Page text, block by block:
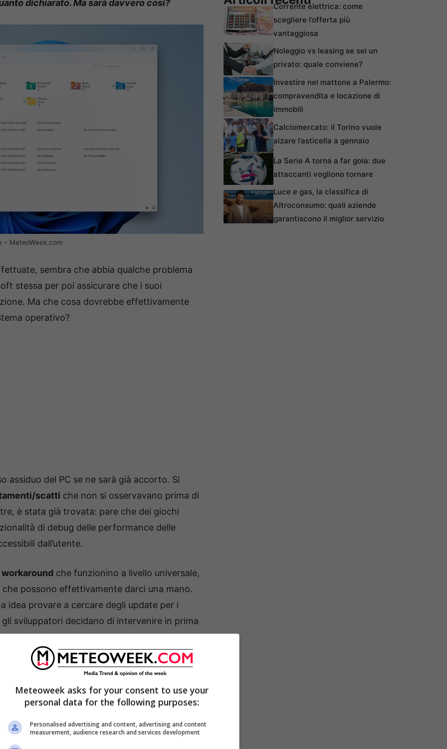
dichiarato. Ma sarà davvero così?
MeteoWeek.com
sembra che abbia qualche problema
stessa per poi assicurare che i suoi
Ma che cosa dovrebbe effettivamente
operativo?
assiduo del PC se ne sarà già accorto. Si
scatti che non si osservavano prima di
è stata già trovata: pare che dei giochi
di debug delle performance delle
dall’utente.
workaround che funzionino a livello universale,
possono effettivamente darci una mano.
idea provare a cercare degli update per i
sviluppatori decidano di intervenire in prima
con la disinstallazione di Windows
non siano passati troppi giorni
In tal caso sarebbe totalmente inutile
Corrente elettrica: come
scegliere l’offerta più
vantaggiosa
Noleggio vs leasing se sei un
privato: quale conviene?
Investire nel mattone a Palermo:
compravendita e locazione di
immobili
Calciomercato: il Torino vuole
alzare l’asticella a gennaio
La Serie A torna a far gola: due
attaccanti vogliono tornare
Luce e gas, la classifica di
Altroconsumo: quali aziende
garantiscono il miglior servizio
Meteoweek asks for your consent to use your
personal data for the following purposes:
Personalised advertising and content, advertising and content
measurement, audience research and services development